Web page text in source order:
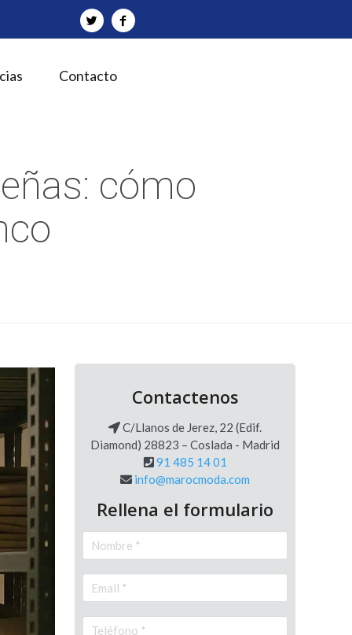
Contacto
cómo
Contactenos
C/Llanos de Jerez, 22 (Edif.
Diamond) 28823 – Coslada - Madrid
91 485 14 01
info@marocmoda.com
Rellena el formulario